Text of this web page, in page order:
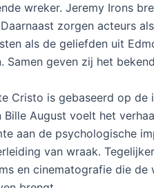
wreker. Jeremy Irons
zorgen acteurs
als de geliefden uit
Samen geven zij het
Cristo is gebaseerd op de
Bille August voelt het
aan de psychologische
van wraak.
en cinematografie die de